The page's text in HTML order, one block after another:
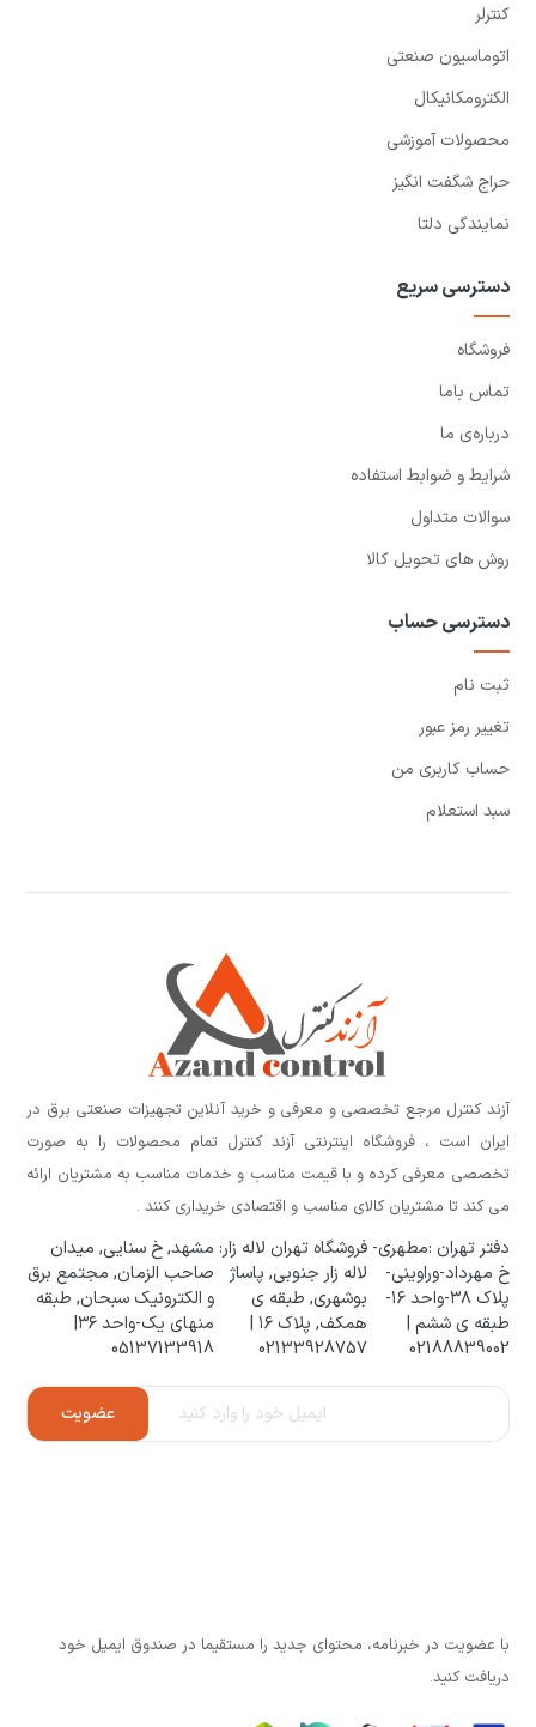
کنترلر
اتوماسیون صنعتی
الکترومکانیکال
محصولات آموزشی
حراج شگفت انگیز
نمایندگی دلتا
دسترسی سریع
فروشگاه
تماس باما
درباره‌ی ما
شرایط و ضوابط استفاده
سوالات متداول
روش های تحویل کالا
دسترسی حساب
ثبت نام
تغییر رمز عبور
حساب کاربری من
سبد استعلام
آزند کنترل مرجع تخصصی و معرفی و خرید آنلاین تجهیزات صنعتی برق در
ایران است ، فروشگاه اینترنتی آزند کنترل تمام محصولات را به صورت
تخصصی معرفی کرده و با قیمت مناسب و خدمات مناسب به مشتریان ارائه
می کند تا مشتریان کالای مناسب و اقتصادی خریداری کنند .
دفتر تهران :مطهری-
خ مهرداد-وراوینی-
پلاک ۳۸-واحد ۱۶-
طبقه ی ششم |
02188839002
فروشگاه تهران لاله زار:
لاله زار جنوبی, پاساژ
بوشهری, طبقه ی
همکف, پلاک ۱۶ |
02133928757
مشهد, خ سنایی, میدان
صاحب الزمان, مجتمع برق
و الکترونیک سبحان, طبقه
منهای یک-واحد ۳۶|
05137133918
با عضویت در خبرنامه، محتوای جدید را مستقیما در صندوق ایمیل خود
دریافت کنید.